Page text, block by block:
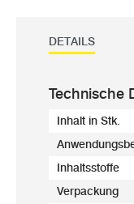
DETAILS
Technische
Inhalt in Stk.
Inhaltsstoffe
Verpackung